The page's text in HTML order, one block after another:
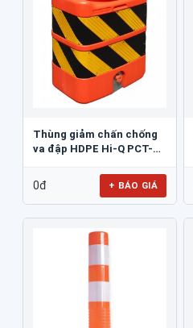
Thùng giảm chấn chống
va đập HDPE Hi-Q PCT-
0đ + BÁO GIÁ